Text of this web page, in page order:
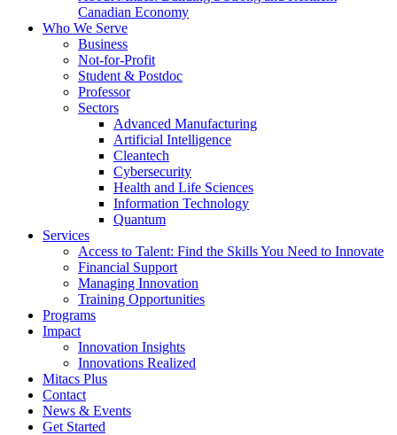
Canadian Economy
Who We Serve
Business
Not-for-Profit
Student & Postdoc
Professor
Sectors
Advanced Manufacturing
Artificial Intelligence
Cleantech
Cybersecurity
Health and Life Sciences
Information Technology
Quantum
Services
Access to Talent: Find the Skills You Need to Innovate
Financial Support
Managing Innovation
Training Opportunities
Programs
Impact
Innovation Insights
Innovations Realized
Mitacs Plus
Contact
News & Events
Get Started